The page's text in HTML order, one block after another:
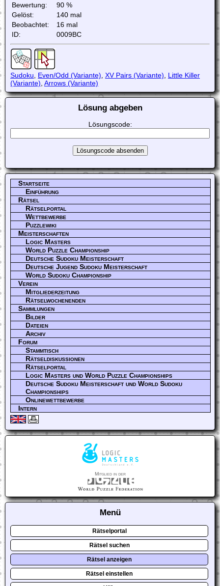
Bewertung:
90 %
Gelöst:
140 mal
Beobachtet:
16 mal
ID:
0009BC
Sudoku Even/Odd (Variante) XV Pairs (Variante)
Little Killer
(Variante) Arrows (Variante)
Lösung abgeben
Lösungscode:
Startseite
Einführung
Rätsel
Rätselportal
Wettbewerbe
Puzzlewiki
Meisterschaften
Logic Masters
World Puzzle Championship
Deutsche Sudoku Meisterschaft
Deutsche Jugend Sudoku Meisterschaft
World Sudoku Championship
Verein
Mitgliederzeitung
Rätselwochenenden
Sammlungen
Bilder
Dateien
Archiv
Forum
Stammtisch
Rätseldiskussionen
Rätselportal
Logic Masters und World Puzzle Championships
Deutsche Sudoku Meisterschaft und World Sudoku
Championships
Onlinewettbewerbe
Intern
Mitglied in der
Menü
Rätselportal
Rätsel suchen
Rätsel anzeigen
Rätsel einstellen